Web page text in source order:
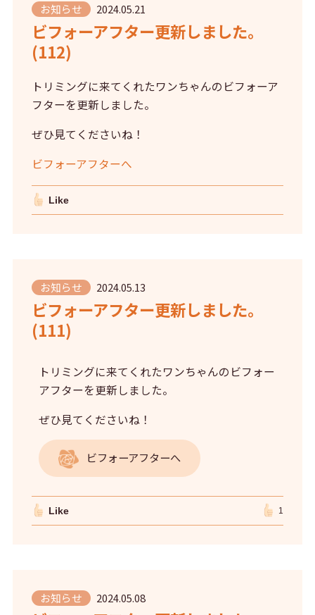
お知らせ 2024.05.21
ビフォーアフター更新しました。
(112)
トリミングに来てくれたワンちゃんのビフォーア
フターを更新しました。
ぜひ見てくださいね！
ビフォーアフターへ
Like
お知らせ 2024.05.13
ビフォーアフター更新しました。
(111)
トリミングに来てくれたワンちゃんのビフォー
アフターを更新しました。
ぜひ見てくださいね！
ビフォーアフターへ
Like 1
お知らせ 2024.05.08